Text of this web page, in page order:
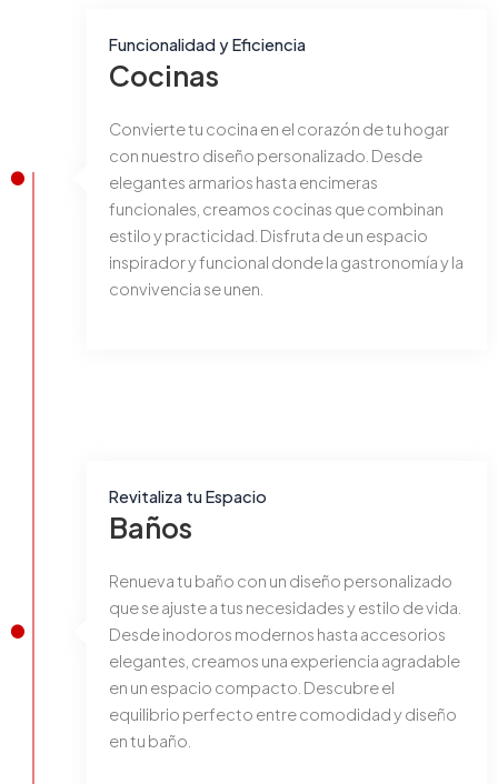
Funcionalidad y Eficiencia
Cocinas
Convierte tu cocina en el corazón de tu hogar
con nuestro diseño personalizado. Desde
elegantes armarios hasta encimeras
funcionales, creamos cocinas que combinan
estilo y practicidad. Disfruta de un espacio
inspirador y funcional donde la gastronomía y la
convivencia se unen.
Revitaliza tu Espacio
Baños
Renueva tu baño con un diseño personalizado
que se ajuste a tus necesidades y estilo de vida.
Desde inodoros modernos hasta accesorios
elegantes, creamos una experiencia agradable
en un espacio compacto. Descubre el
equilibrio perfecto entre comodidad y diseño
en tu baño.